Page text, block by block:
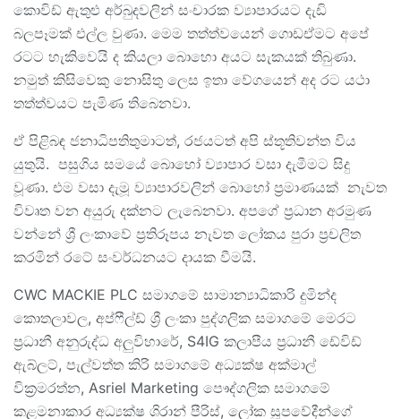
කොවිඩ් ඇතුළු අර්බුදවලින් සංචාරක ව්‍යාපාරයට දැඩි
බලපෑමක් එල්ල වුණා. මෙම තත්ත්වයෙන් ගොඩඒමට අපේ
රටට හැකිවෙයි ද කියලා බොහො අයට සැකයක් තිබුණා.
නමුත් කිසිවෙකු නොසිතු ලෙස ඉතා වේගයෙන් අද රට යථා
තත්ත්වයට පැමිණ තිබෙනවා.
ඒ පිළිබඳ ජනාධිපතිතුමාටත්, රජයටත් අපි ස්තූතිවන්ත විය
යුතුයි. පසුගිය සමයේ බොහෝ ව්‍යාපාර වසා දැමීමට සිදු
වූණා. එම වසා දැමූ ව්‍යාපාරවලින් බොහෝ ප්‍රමාණයක් නැවත
විවෘත වන අයුරු දක්නට ලැබෙනවා. අපගේ ප්‍රධාන අරමුණ
වන්නේ ශ්‍රී ලංකාවේ ප්‍රතිරූපය නැවත ලෝකය පුරා ප්‍රචලිත
කරමින් රටේ සංවර්ධනයට දායක වීමයි.
CWC MACKIE PLC සමාගමේ සාමාන්‍යාධිකාරි දුමින්ද
කොතලාවල, අප්ෆීල්ඩ් ශ්‍රී ලංකා පුද්ගලික සමාගමේ මෙරට
ප්‍රධානී අනුරුද්ධ අලුවිහාරේ, S4IG කලාපීය ප්‍රධානී ඩේවිඩ්
ඇබ්ලට්, පැල්වත්ත කිරි සමාගමේ අධ්‍යක්ෂ අක්මාල්
වික්‍රමරත්න, Asriel Marketing පෞද්ගලික සමාගමේ
කළමනාකාර අධ්‍යක්ෂ ශිරාන් පීරිස්, ලෝක සූපවේදීන්ගේ